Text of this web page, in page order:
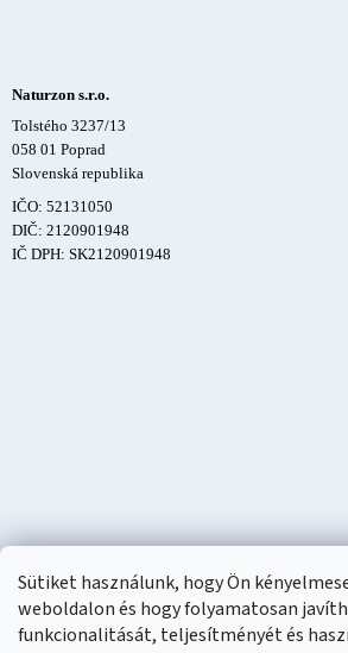
Sütiket használunk, hogy Ön
weboldalon és hogy folyamatosan
funkcionalitását, teljesítményét és
Naturzon s.r.o.
Tolstého 3237/13
058 01 Poprad
Slovenská republika
IČO: 52131050
DIČ: 2120901948
IČ DPH: SK2120901948